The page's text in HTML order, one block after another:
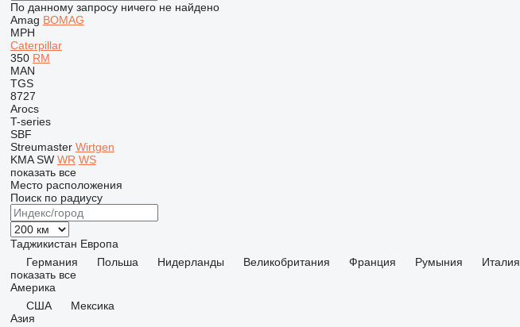
По данному запросу ничего не найдено
Amag BOMAG
MPH
Caterpillar
350 RM
MAN
TGS
8727
Arocs
T-series
SBF
Streumaster Wirtgen
KMA SW WR WS
показать все
Место расположения
Поиск по радиусу
Таджикистан Европа
Германия
Польша Нидерланды Великобритания Франция Румыния Италия
показать все
Америка
США
Мексика
Азия